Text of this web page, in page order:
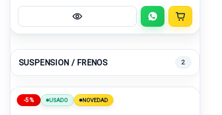
SUSPENSION / FRENOS 2
-5% USADO NOVEDAD